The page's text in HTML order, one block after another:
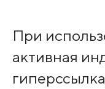
При
активная